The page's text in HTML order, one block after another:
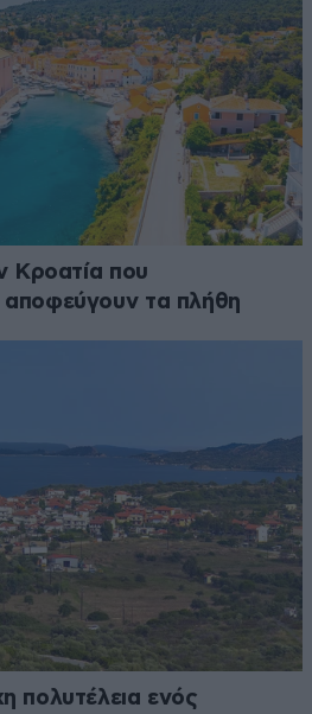
Κροατία που
αποφεύγουν τα πλήθη
πολυτέλεια ενός